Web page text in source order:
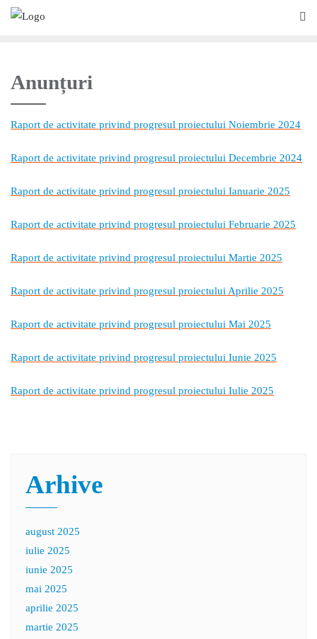
Anunțuri
Raport de activitate privind progresul proiectului Noiembrie 2024
Raport de activitate privind progresul proiectului Decembrie 2024
Raport de activitate privind progresul proiectului Ianuarie 2025
Raport de activitate privind progresul proiectului Februarie 2025
Raport de activitate privind progresul proiectului Martie 2025
Raport de activitate privind progresul proiectului Aprilie 2025
Raport de activitate privind progresul proiectului Mai 2025
Raport de activitate privind progresul proiectului Iunie 2025
Raport de activitate privind progresul proiectului Iulie 2025
Arhive
august 2025
iulie 2025
iunie 2025
mai 2025
aprilie 2025
martie 2025